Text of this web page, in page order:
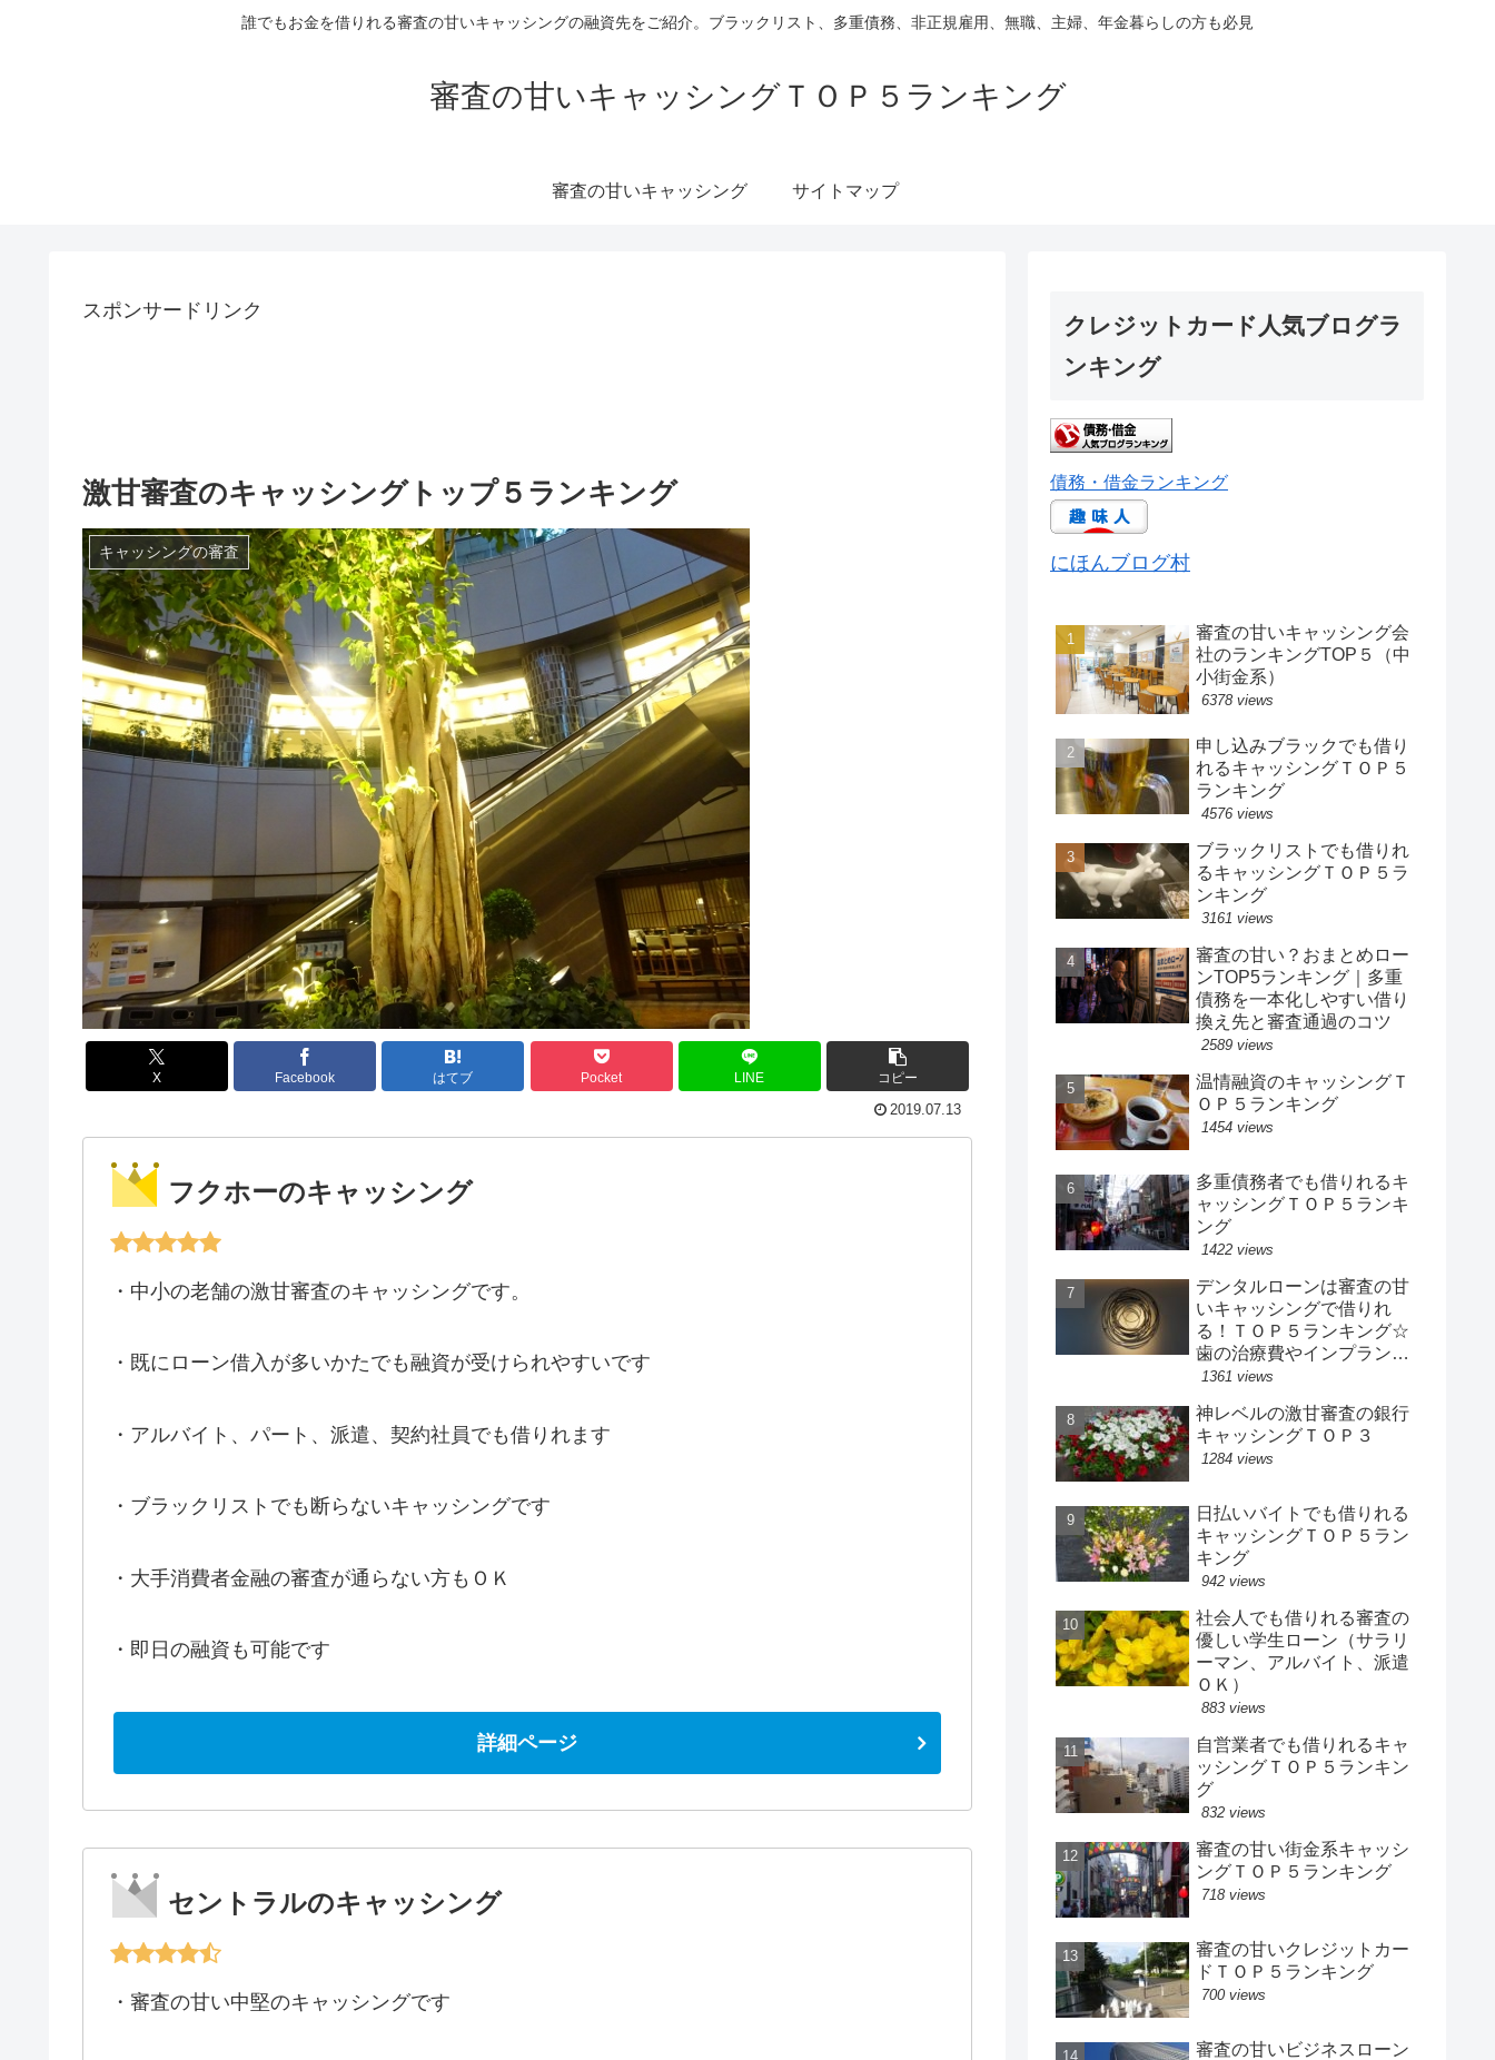
誰でもお金を借りれる審査の甘いキャッシングの融資先をご紹介。ブラックリスト、多重債務、非正規雇用、無職、主婦、年金暮らしの方も必見
審査の甘いキャッシングＴＯＰ５ランキング
審査の甘いキャッシング サイトマップ
スポンサードリンク
激甘審査のキャッシングトップ５ランキング
キャッシングの審査
X Facebook はてブ Pocket LINE コピー
2019.07.13
フクホーのキャッシング
・中小の老舗の激甘審査のキャッシングです。
・既にローン借入が多いかたでも融資が受けられやすいです
・アルバイト、パート、派遣、契約社員でも借りれます
・ブラックリストでも断らないキャッシングです
・大手消費者金融の審査が通らない方もＯＫ
・即日の融資も可能です
詳細ページ
セントラルのキャッシング
・審査の甘い中堅のキャッシングです
クレジットカード人気ブログラ
ンキング
債務・借金ランキング
にほんブログ村
審査の甘いキャッシング会
社のランキングTOP５（中
小街金系）
6378 views
申し込みブラックでも借り
れるキャッシングＴＯＰ５
ランキング
4576 views
ブラックリストでも借りれ
るキャッシングＴＯＰ５ラ
ンキング
3161 views
審査の甘い？おまとめロー
ンTOP5ランキング｜多重
債務を一本化しやすい借り
換え先と審査通過のコツ
2589 views
温情融資のキャッシングＴ
ＯＰ５ランキング
1454 views
多重債務者でも借りれるキ
ャッシングＴＯＰ５ランキ
ング
1422 views
デンタルローンは審査の甘
いキャッシングで借りれ
る！ＴＯＰ５ランキング☆
歯の治療費やインプラン
ト、歯科矯正、ホワイトニ
る即日キャッシングで
1361 views
神レベルの激甘審査の銀行
キャッシングＴＯＰ３
1284 views
日払いバイトでも借りれる
キャッシングＴＯＰ５ラン
キング
942 views
社会人でも借りれる審査の
優しい学生ローン（サラリ
ーマン、アルバイト、派遣
ＯＫ）
883 views
自営業者でも借りれるキャ
ッシングＴＯＰ５ランキン
グ
832 views
審査の甘い街金系キャッシ
ングＴＯＰ５ランキング
718 views
審査の甘いクレジットカー
ドＴＯＰ５ランキング
700 views
審査の甘いビジネスローン